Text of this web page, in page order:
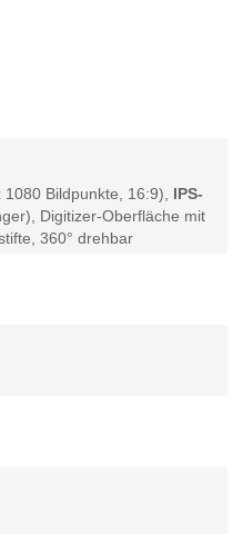
Bildpunkte, 16:9), IPS-
Digitizer-Oberfläche mit
360° drehbar